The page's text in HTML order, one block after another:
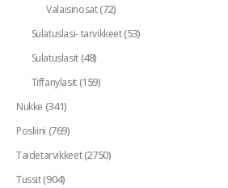
Valaisinosat(72)
Sulatuslasi- tarvikkeet(53)
Sulatuslasit(48)
Tiffanylasit(159)
Nukke (341)
Posliini (769)
Taidetarvikkeet(2750)
Tussit(904)